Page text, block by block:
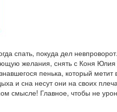
спать, покуда дел
желания, снять с Коня
пенька, который метит
и сна несут они на своих
смысле! Главное, чтобы не